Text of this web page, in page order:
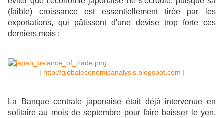
(faible) croissance est essentiellement tirée par les
exportations, qui pâtissent d'une devise trop forte ces
derniers mois :
[ http://globaleconomicanalysis.blogspot.com ]
La Banque centrale japonaise était déjà intervenue en
solitaire au mois de septembre pour faire baisser le yen,